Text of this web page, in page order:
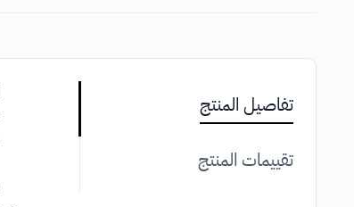
تفاصيل المنتج
تقييمات المنتج